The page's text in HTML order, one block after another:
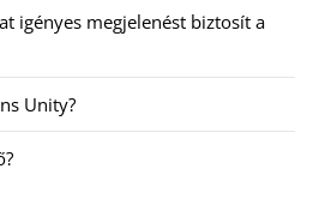
igényes megjelenést biztosít a
Unity?